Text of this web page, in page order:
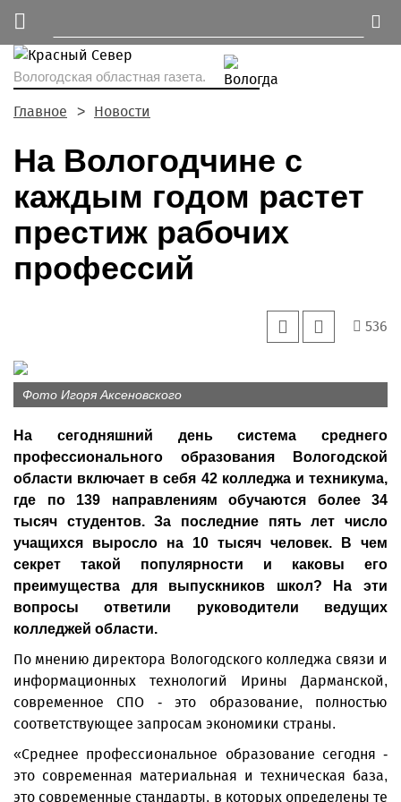
Вологодская областная газета.
Главное Новости
На Вологодчине с
каждым годом растет
престиж рабочих
профессий
536
Фото Игоря Аксеновского
На сегодняшний день система среднего
профессионального образования Вологодской
области включает в себя 42 колледжа и техникума,
где по 139 направлениям обучаются более 34
тысяч студентов. За последние пять лет число
учащихся выросло на 10 тысяч человек. В чем
секрет такой популярности и каковы его
преимущества для выпускников школ? На эти
вопросы ответили руководители ведущих
колледжей области.
По мнению директора Вологодского колледжа связи и
информационных технологий Ирины Дарманской,
современное СПО - это образование, полностью
соответствующее запросам экономики страны.
«Среднее профессиональное образование сегодня -
это современная материальная и техническая база,
это современные стандарты, в которых определены те